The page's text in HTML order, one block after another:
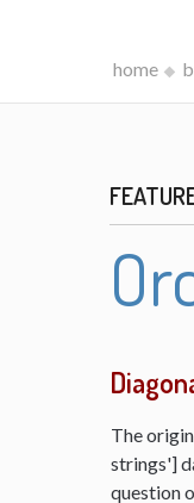
home
The
strings']
question